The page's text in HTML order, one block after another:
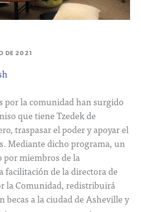
DE 2021
por la comunidad han surgido
que tiene Tzedek de
traspasar el poder y apoyar el
Mediante dicho programa, un
por miembros de la
facilitación de la directora de
la Comunidad, redistribuirá
becas a la ciudad de Asheville y